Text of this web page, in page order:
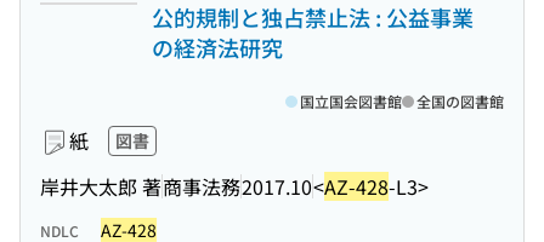
公的規制と独占禁止法 : 公益事業
の経済法研究
紙 図書
岸井大太郎 著商事法務2017.10<AZ-428-L3>
国立国会図書館 全国の図書館
NDLC AZ-428